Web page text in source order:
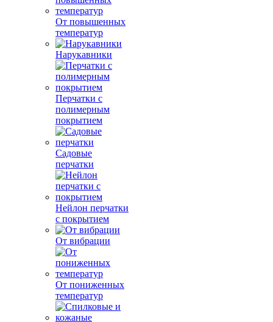
От повышенных
температур
Нарукавники
Перчатки с
полимерным
покрытием
Садовые
перчатки
Нейлон перчатки
с покрытием
От вибрации
От пониженных
температур